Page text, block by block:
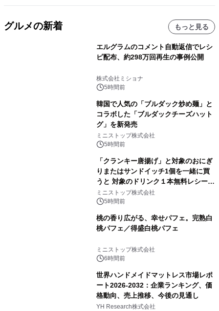
グルメの新着 もっと見る
エルグラムのコメント自動返信でレシ
ピ配布、約298万回再生の事例公開
株式会社ミショナ
5時間前
韓国で人気の「ブルダック炒め麺」と
コラボした「ブルダックチーズハット
グ」を新発売
ミニストップ株式会社
5時間前
「クランキー唐揚げ」と対象のおにぎ
りまたはサンドイッチ1個を一緒に買
うと 対象のドリンク１本無料レシート
クーポンもらえる！※1
ミニストップ株式会社
5時間前
桃の香り広がる、幸せパフェ。完熟白
桃パフェ／得盛白桃パフェ
ミニストップ株式会社
6時間前
世界ハンドメイドマットレス市場レポ
ート2026-2032：企業ランキング、価
格動向、売上推移、今後の見通し
YH Research株式会社